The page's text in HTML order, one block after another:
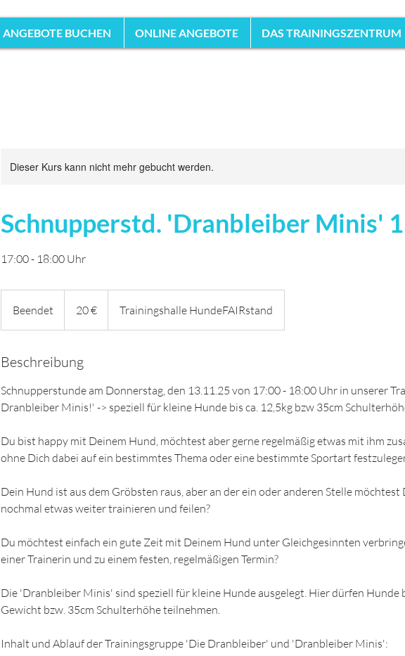
ANGEBOTE BUCHEN ONLINE ANGEBOTE DAS TRAININGSZENTRUM
Dieser Kurs kann nicht mehr gebucht werden.
Schnupperstd. 'Dranbleiber Minis'
17:00 - 18:00 Uhr
Beendet
e
n
e
t
20 € Trainingshalle HundeFAIRstand
Beschreibung
Schnupperstunde am Donnerstag, den 13.11.25 von 17:00 - 18:00 Uhr in unserer
Dranbleiber Minis!' -> speziell für kleine Hunde bis ca. 12,5kg bzw 35cm
Du bist happy mit Deinem Hund, möchtest aber gerne regelmäßig etwas mit ihm
ohne Dich dabei auf ein bestimmtes Thema oder eine bestimmte Sportart
Dein Hund ist aus dem Gröbsten raus, aber an der ein oder anderen Stelle möchtest
nochmal etwas weiter trainieren und feilen?
Du möchtest einfach ein gute Zeit mit Deinem Hund unter Gleichgesinnten
einer Trainerin und zu einem festen, regelmäßigen Termin?
Die 'Dranbleiber Minis' sind speziell für kleine Hunde ausgelegt. Hier dürfen Hunde
Gewicht bzw. 35cm Schulterhöhe teilnehmen.
Inhalt und Ablauf der Trainingsgruppe 'Die Dranbleiber' und 'Dranbleiber Minis':